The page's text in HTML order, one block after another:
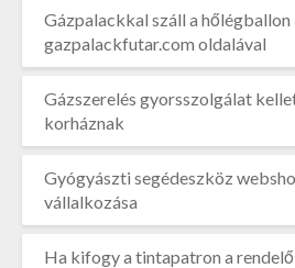
Gázpalackkal száll a hőlégballon
gazpalackfutar.com oldalával
Gázszerelés gyorsszolgálat
korháznak
Gyógyászti segédeszköz
vállalkozása
Ha kifogy a tintapatron a